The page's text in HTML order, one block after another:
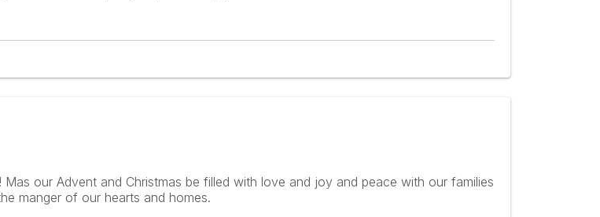
our Advent and Christmas be filled with love and joy and peace with our families
manger of our hearts and homes.